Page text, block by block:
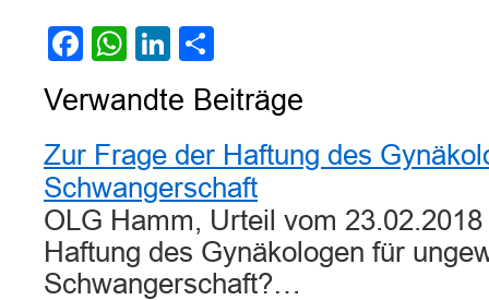
Facebook
WhatsApp
LinkedIn
Verwandte Beiträge
Zur Frage der Haftung des
Schwangerschaft
OLG Hamm, Urteil vom
Haftung des Gynäkologen für
Schwangerschaft?…